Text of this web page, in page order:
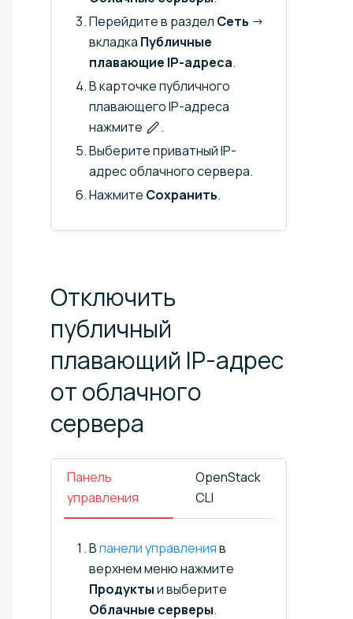
Перейдите в раздел Сеть →
вкладка Публичные
плавающие IP-адреса.
В карточке публичного
плавающего IP-адреса
нажмите
.
Выберите приватный IP-
адрес облачного сервера.
Нажмите Сохранить.
Отключить
публичный
плавающий IP-адрес
от облачного
сервера
Панель
управления
OpenStack
CLI
Впанели управленияв
верхнем меню нажмите
Продуктыи выберите
Облачные серверы.